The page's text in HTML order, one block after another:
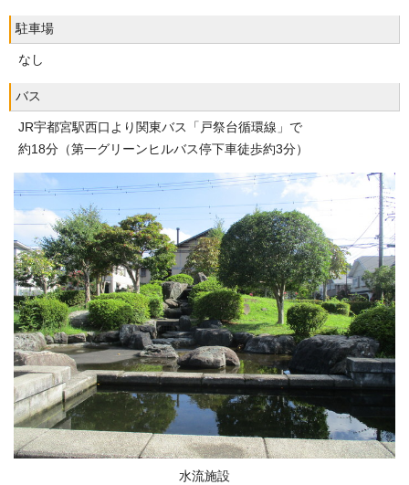
駐車場
なし
バス
JR宇都宮駅西口より関東バス「戸祭台循環線」で
約18分（第一グリーンヒルバス停下車徒歩約3分）
水流施設